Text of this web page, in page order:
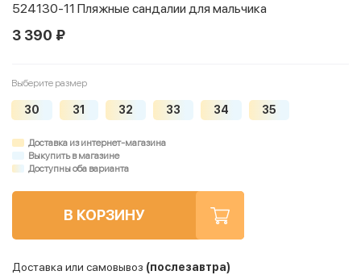
524130-11 Пляжные сандалии для мальчика
3 390 ₽
Выберите размер
30 31 32 33 34 35
Доставка из интернет-магазина
Выкупить в магазине
Доступны оба варианта
В КОРЗИНУ
Доставка или самовывоз (послезавтра)